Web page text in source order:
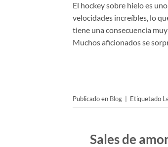
El hockey sobre hielo es
velocidades increíbles, lo
tiene una consecuencia
Muchos aficionados se
Publicado en Blog | Etiquetado
Sales de